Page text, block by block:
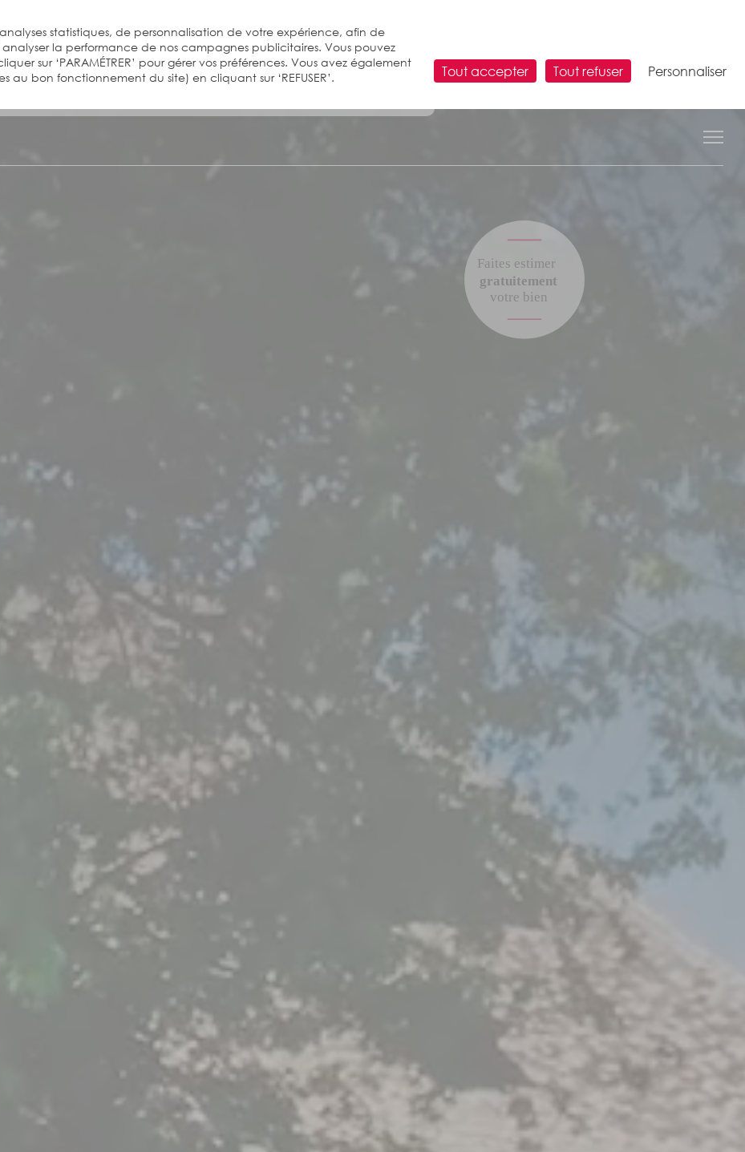
statistiques, de personnalisation de votre expérience, afin de
la performance de nos campagnes publicitaires. Vous pouvez
sur ‘PARAMÉTRER’ pour gérer vos préférences. Vous avez également
au bon fonctionnement du site) en cliquant sur ‘REFUSER’.
Tout accepter Tout refuser Personnaliser